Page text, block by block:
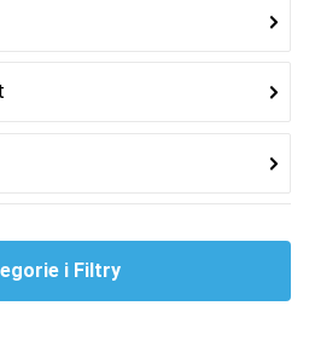
i Filtry